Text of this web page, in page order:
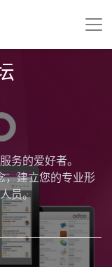
务的爱好者。
，建立您的专业形
员。